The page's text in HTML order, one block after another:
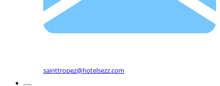
sainttropez@hotelsezz.com